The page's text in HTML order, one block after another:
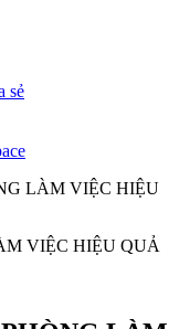
sẻ
LÀM VIỆC HIỆU